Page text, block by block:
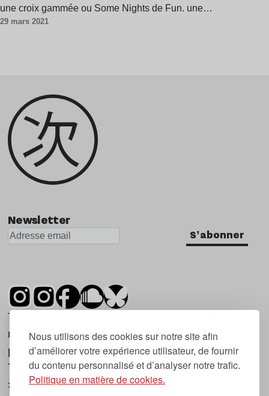
Nous utilisons des cookies sur notre site afin
d’améliorer votre expérience utilisateur, de fournir
du contenu personnalisé et d’analyser notre trafic.
Politique en matière de cookies.
une croix gammée ou Some Nights de Fun. une…
29 mars 2021
Newsletter
S'abonner
Tsugi est un mensuel indépendant sur la
musique et les nouvelles tendances, dont la
première parution date de 2007.
Tsugi en japonais signifie « prochain », « suivant
», ce qui correspond à la thématique du